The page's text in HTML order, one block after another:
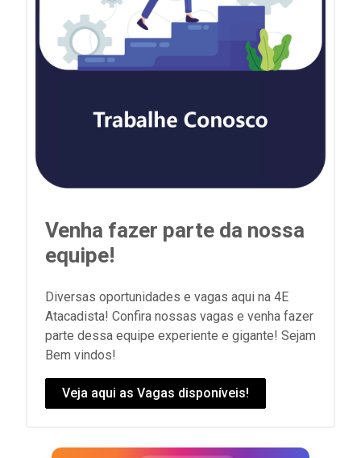
Venha fazer parte da nossa
equipe!
Diversas oportunidades e vagas aqui na 4E
Atacadista! Confira nossas vagas e venha fazer
parte dessa equipe experiente e gigante! Sejam
Bem vindos!
Veja aqui as Vagas disponíveis!